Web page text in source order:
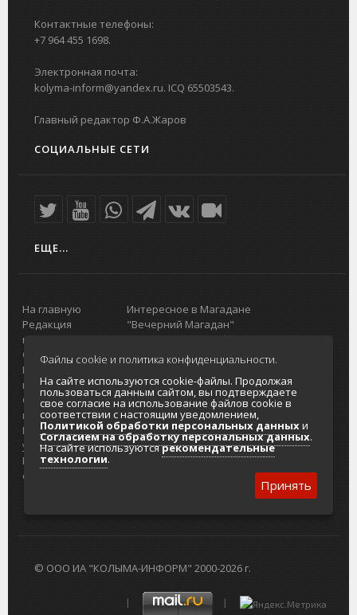
Контактные телефоны:
+7 964 455 1698.
Электронная почта:
kolyma-inform@yandex.ru. ICQ 65503543.
Главный редактор Ф.А.Жаров
СОЦИАЛЬНЫЕ СЕТИ
ЕЩЕ...
На главную
Редакция
портала
О проекте
Реклама на
портале
Отзывы и
предложения
Интернет-
услуги
Разработка
сайтов
Интересное в Магадане
"Вечерний Магадан"
Городская доска объявлений
Реклама
Главный туристический портал
Колымы
Политика в отношении обработки
персональных данных
Согласие на обработку персональных
данных
© ООО ИА "КОЛЫМА-ИНФОРМ" 2000-2026 г.
Файлы cookie и политика конфиденциальности.
На сайте используются cookie-файлы. Продолжая
пользоваться данным сайтом, вы подтверждаете
свое согласие на использование файлов cookie в
соответствии с настоящим уведомлением,
Политикой обработки персональных данныхи
Согласием на обработку персональных данных.
На сайте используютсярекомендательные
технологии.
Принять